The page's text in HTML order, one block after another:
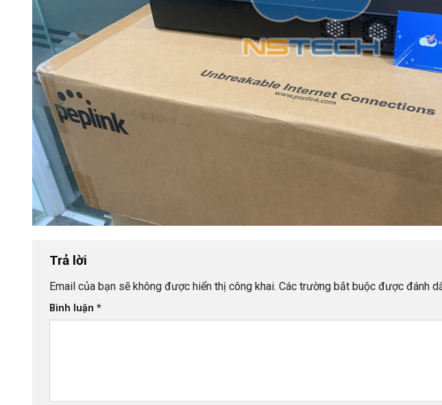
Trả lời
Email của bạn sẽ không được hiển thị công khai. Các trường bắt buộc được đánh
Bình luận *